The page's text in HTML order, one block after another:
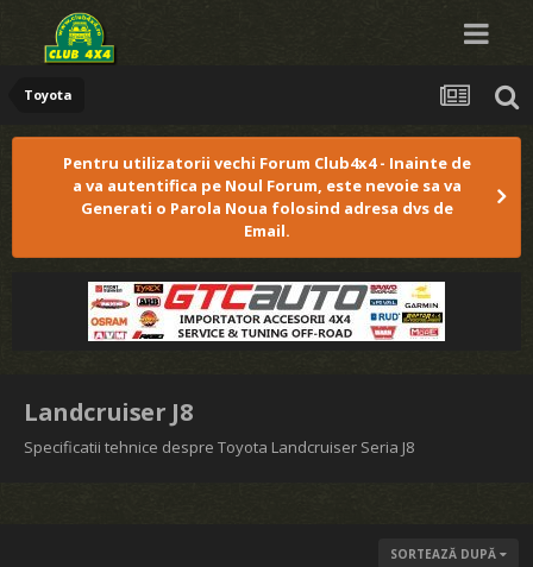
Toyota
Pentru utilizatorii vechi Forum Club4x4 - Inainte de
a va autentifica pe Noul Forum, este nevoie sa va
Generati o Parola Noua folosind adresa dvs de
Email.
Landcruiser J8
Specificatii tehnice despre Toyota Landcruiser Seria J8
SORTEAZĂ DUPĂ